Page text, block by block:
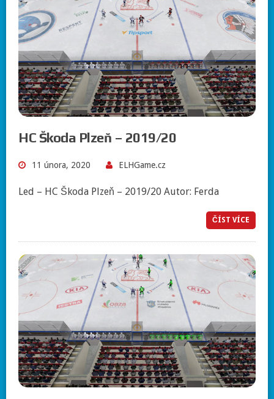
HC Škoda Plzeň – 2019/20
11 února, 2020 ELHGame.cz
Led – HC Škoda Plzeň – 2019/20 Autor: Ferda
ČÍST VÍCE